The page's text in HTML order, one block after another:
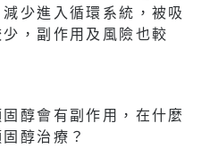
少進入循環系統，被吸
，副作用及風險也較
醇會有副作用，在什麼
醇治療？